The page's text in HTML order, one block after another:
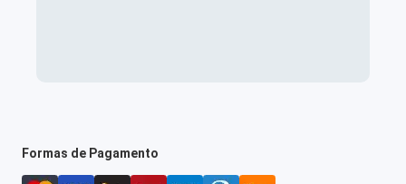
Formas de Pagamento